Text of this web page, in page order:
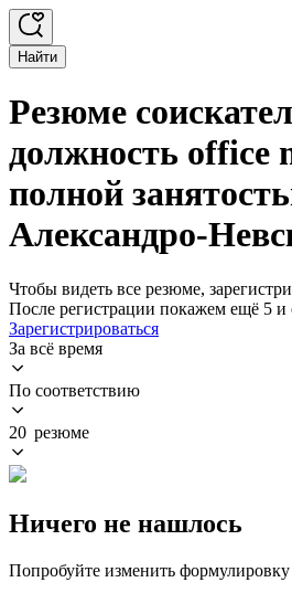
Найти
Резюме
должность office
полной
Александро-
Чтобы видеть все резюме,
После регистрации покажем ещё 5 и
Зарегистрироваться
За всё время
По соответствию
20 резюме
Ничего не нашлось
Попробуйте изменить